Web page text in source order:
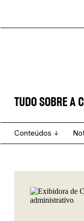
TUDO SOBRE A
Conteúdos